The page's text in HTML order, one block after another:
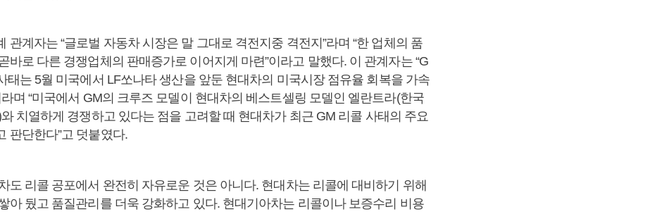
관계자는 “글로벌 자동차 시장은 말 그대로 격전지중 격전지”라며 “한 업체의 품
바로 다른 경쟁업체의 판매증가로 이어지게 마련”이라고 말했다. 이 관계자는 “G
태는 5월 미국에서 LF쏘나타 생산을 앞둔 현대차의 미국시장 점유율 회복을 가속
라며 “미국에서 GM의 크루즈 모델이 현대차의 베스트셀링 모델인 엘란트라(한국
치열하게 경쟁하고 있다는 점을 고려할 때 현대차가 최근 GM 리콜 사태의 주요
판단한다”고 덧붙였다.
도 리콜 공포에서 완전히 자유로운 것은 아니다. 현대차는 리콜에 대비하기 위해
아 뒀고 품질관리를 더욱 강화하고 있다. 현대기아차는 리콜이나 보증수리 비용